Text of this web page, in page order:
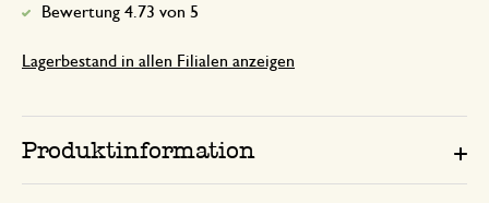
Bewertung 4.73 von 5
Lagerbestand in allen Filialen anzeigen
Produktinformation